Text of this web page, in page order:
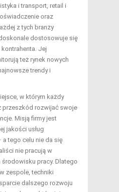
i transport, retail i
oraz
z tych branży
dostosowuje się
Jej
też rynek nowych
trendy i
w którym każdy
przeszkód rozwijać swoje
Misją firmy jest
jakości usług
tego celu nie da się
nie pracują w
pracy. Dlatego
zespole, techniki
dalszego rozwoju